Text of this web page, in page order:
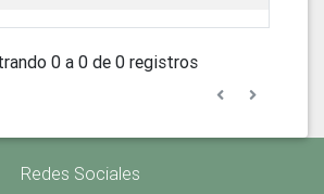
0 a 0 de 0 registros
Redes Sociales